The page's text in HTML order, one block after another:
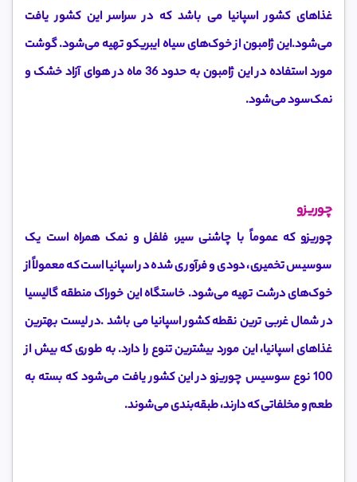
غذاهای کشور اسپانیا می باشد که در سراسر این کشور یافت
می‌شود.این ژامبون از خوک‌های سیاه ایبریکو تهیه می‌شود. گوشت
مورد استفاده در این ژامبون به حدود 36 ماه در هوای آزاد خشک و
نمک‌سود می‌شود.
چوریزو
چوریزو که عموماً با چاشنی سیر، فلفل و نمک همراه است یک
سوسیس تخمیری، دودی و فرآوری شده در اسپانیا است که معمولاً از
خوک‌های درشت تهیه می‌شود. خاستگاه این خوراک منطقه گالیسیا
در شمال غربی ترین نقطه کشور اسپانیا می باشد .در لیست بهترین
غذاهای اسپانیا، این مورد بیشترین تنوع را دارد. به طوری که بیش از
100 نوع سوسیس چوریزو در این کشور یافت می‌شود که بسته به
طعم و مخلفاتی که دارند، طبقه‌بندی می‌شوند.